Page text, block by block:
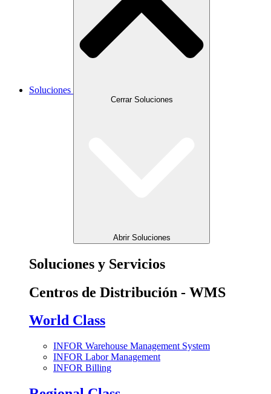
Soluciones
Cerrar Soluciones
Abrir Soluciones
Soluciones y Servicios
Centros de Distribución - WMS
World Class
INFOR Warehouse Management System
INFOR Labor Management
INFOR Billing